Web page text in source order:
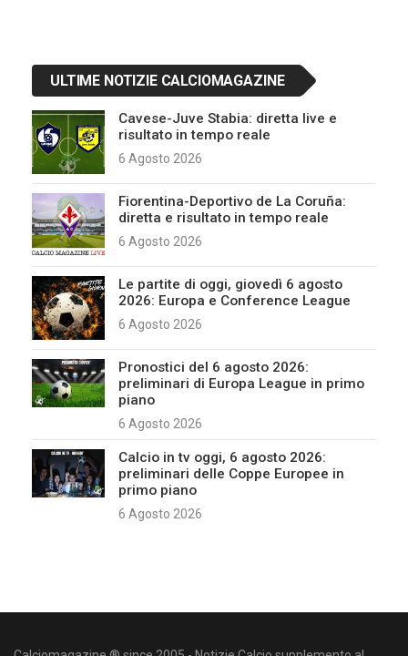
ULTIME NOTIZIE CALCIOMAGAZINE
Cavese-Juve Stabia: diretta live e
risultato in tempo reale
6 Agosto 2026
Fiorentina-Deportivo de La Coruña:
diretta e risultato in tempo reale
6 Agosto 2026
Le partite di oggi, giovedì 6 agosto
2026: Europa e Conference League
6 Agosto 2026
Pronostici del 6 agosto 2026:
preliminari di Europa League in primo
piano
6 Agosto 2026
Calcio in tv oggi, 6 agosto 2026:
preliminari delle Coppe Europee in
primo piano
6 Agosto 2026